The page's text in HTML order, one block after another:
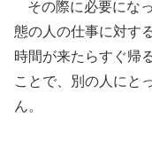
その際に必要にな
態の人の仕事に対す
時間が来たらすぐ帰
ことで、別の人にと
ん。